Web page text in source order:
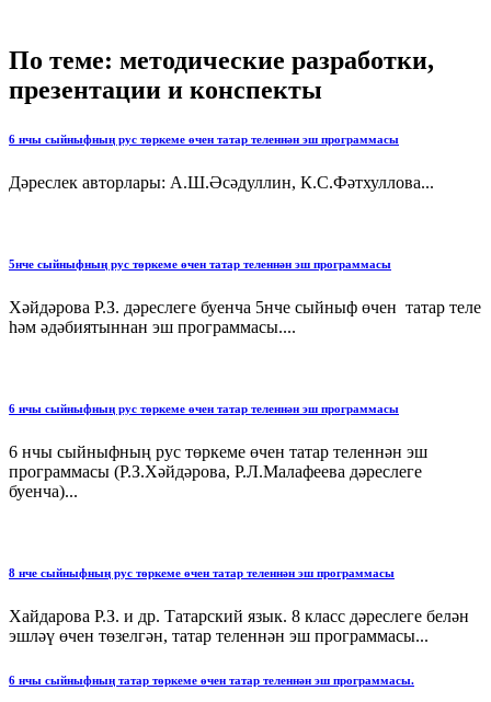
По теме: методические разработки,
презентации и конспекты
6 нчы сыйныфның рус төркеме өчен татар теленнән эш программасы
Дәреслек авторлары: А.Ш.Әсәдуллин, К.С.Фәтхуллова...
5нче сыйныфның рус төркеме өчен татар теленнән эш программасы
Хәйдәрова Р.З. дәреслеге буенча 5нче сыйныф өчен татар теле
һәм әдәбиятыннан эш программасы....
6 нчы сыйныфның рус төркеме өчен татар теленнән эш программасы
6 нчы сыйныфның рус төркеме өчен татар теленнән эш
программасы (Р.З.Хәйдәрова, Р.Л.Малафеева дәреслеге
буенча)...
8 нче сыйныфның рус төркеме өчен татар теленнән эш программасы
Хайдарова Р.З. и др. Татарский язык. 8 класс дәреслеге белән
эшләү өчен төзелгән, татар теленнән эш программасы...
6 нчы сыйныфның татар төркеме өчен татар теленнән эш программасы.